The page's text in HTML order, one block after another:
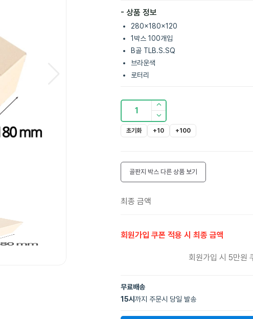
- 상품 정보
280x180x120
1박스 100개입
B골 TLB.S.SQ
브라운색
로터리
1
초기화 +10 +100
골판지 박스 다른 상품 보기
최종 금액
회원가입 쿠폰 적용 시 최종 금액
회원가입 시 5만원
무료배송
15시 까지 주문시 당일 발송